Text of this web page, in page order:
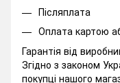
Післяплата
Оплата картою
Гарантія від
Згідно з законом
покупці нашого